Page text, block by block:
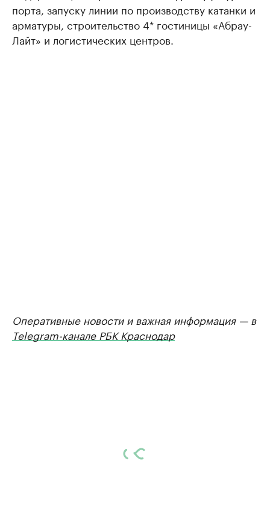
порта, запуску линии по производству катанки и
арматуры, строительство 4* гостиницы «Абрау-
Лайт» и логистических центров.
Оперативные новости и важная информация — в
Telegram-канале РБК Краснодар